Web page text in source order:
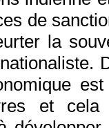
de
la
et cela